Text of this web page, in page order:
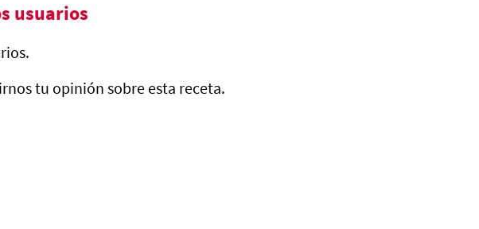
usuarios
tu opinión sobre esta receta.